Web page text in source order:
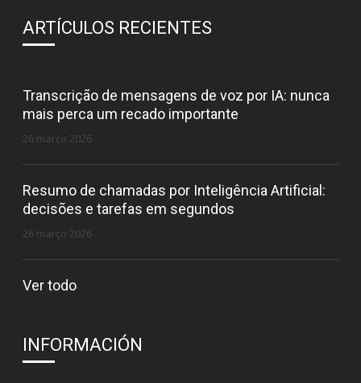
ARTÍCULOS RECIENTES
Transcrição de mensagens de voz por IA: nunca
mais perca um recado importante
26 março 2026
Resumo de chamadas por Inteligência Artificial:
decisões e tarefas em segundos
26 março 2026
Ver todo
INFORMACIÓN